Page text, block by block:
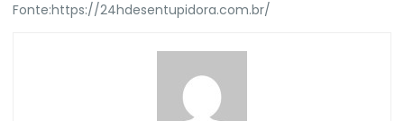
Fonte:https://24hdesentupidora.com.br/